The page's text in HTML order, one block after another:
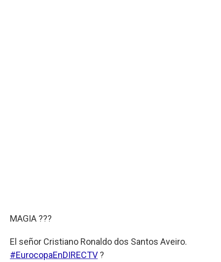
MAGIA ???
El señor Cristiano Ronaldo dos Santos Aveiro.
#EurocopaEnDIRECTV ?